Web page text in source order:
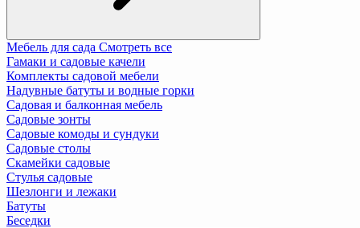
Мебель для сада Смотреть все
Гамаки и садовые качели
Комплекты садовой мебели
Надувные батуты и водные горки
Садовая и балконная мебель
Садовые зонты
Садовые комоды и сундуки
Садовые столы
Скамейки садовые
Стулья садовые
Шезлонги и лежаки
Батуты
Беседки